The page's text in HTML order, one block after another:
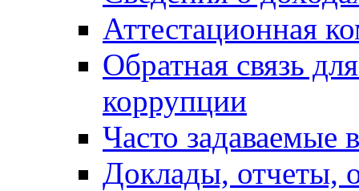
Аттестационная
Обратная связь
коррупции
Часто задаваемые
Доклады, отчеты,